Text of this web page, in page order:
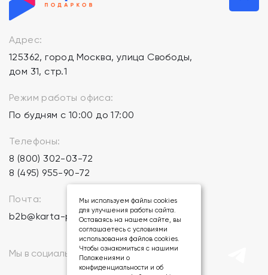
Адрес:
125362, город Москва, улица Свободы,
дом 31, стр.1
Режим работы офиса:
По будням с 10:00 до 17:00
Телефоны:
8 (800) 302-03-72
8 (495) 955-90-72
Почта:
b2b@karta-podarkov.ru
Мы в социальных сетях:
Мы используем файлы cookies
для улучшения работы сайта.
Оставаясь на нашем сайте, вы
соглашаетесь с условиями
использования файлов cookies.
Чтобы ознакомиться с нашими
Положениями о
конфиденциальности и об